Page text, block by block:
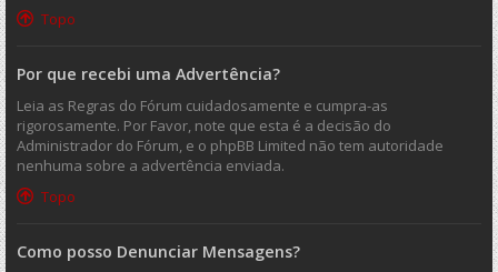
Topo
Por que recebi uma Advertência?
Leia as Regras do Fórum cuidadosamente e cumpra-as
rigorosamente. Por Favor, note que esta é a decisão do
Administrador do Fórum, e o phpBB Limited não tem autoridade
nenhuma sobre a advertência enviada.
Topo
Como posso Denunciar Mensagens?